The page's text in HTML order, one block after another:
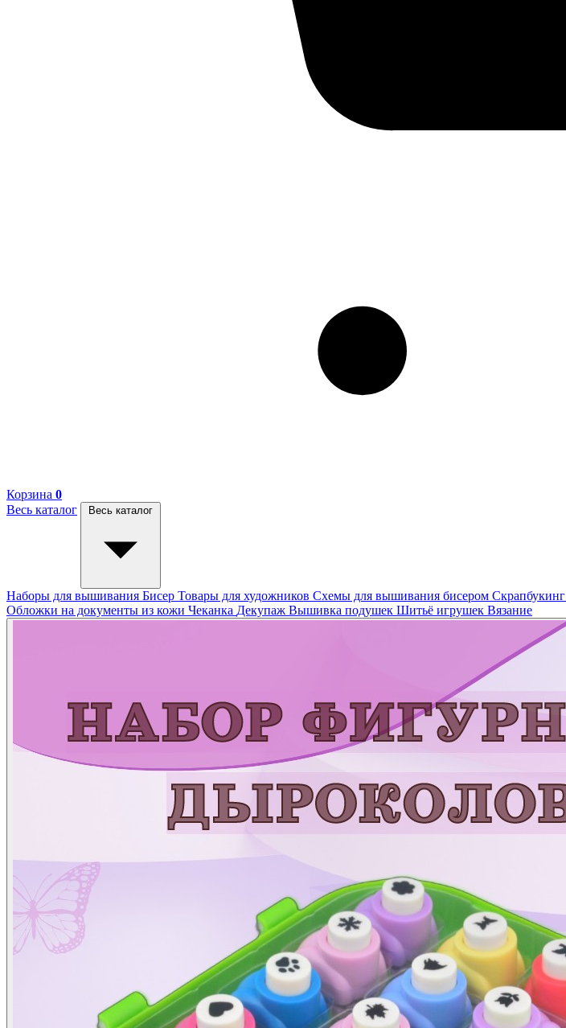
Корзина 0
Весь каталог
Весь каталог
Наборы для вышивания Бисер Товары для художников Схемы для вышивания бисером Скрапбукинг
Обложки на документы из кожи Чеканка Декупаж Вышивка подушек Шитьё игрушек Вязание